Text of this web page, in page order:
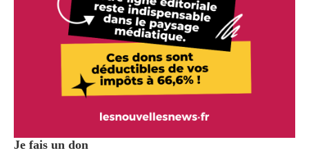
Je fais un don